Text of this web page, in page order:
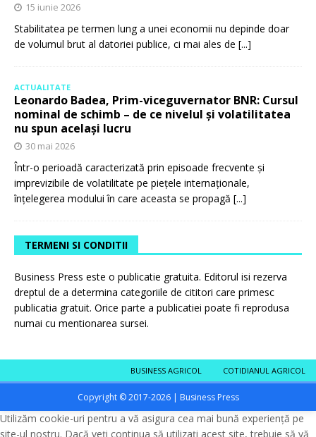
15 iunie 2026
Stabilitatea pe termen lung a unei economii nu depinde doar
de volumul brut al datoriei publice, ci mai ales de [...]
ACTUALITATE
Leonardo Badea, Prim-viceguvernator BNR: Cursul
nominal de schimb – de ce nivelul și volatilitatea
nu spun același lucru
30 mai 2026
Într-o perioadă caracterizată prin episoade frecvente și
imprevizibile de volatilitate pe piețele internaționale,
înțelegerea modului în care aceasta se propagă [...]
TERMENI SI CONDITII
Business Press este o publicatie gratuita. Editorul isi rezerva
dreptul de a determina categoriile de cititori care primesc
publicatia gratuit. Orice parte a publicatiei poate fi reprodusa
numai cu mentionarea sursei.
BUSINESS AGRICOL COTIDIANUL AGRICOL
Copyright © 2017-2026 | Business Press
Utilizăm cookie-uri pentru a vă asigura cea mai bună experiență pe
site-ul nostru. Dacă veți continua să utilizați acest site, trebuie să vă